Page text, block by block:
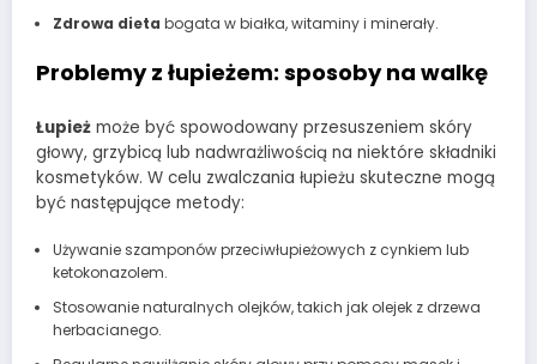
Zdrowa dieta bogata w białka, witaminy i minerały.
Problemy z łupieżem: sposoby na walkę
Łupież może być spowodowany przesuszeniem skóry
głowy, grzybicą lub nadwrażliwością na niektóre składniki
kosmetyków. W celu zwalczania łupieżu skuteczne mogą
być następujące metody:
Używanie szamponów przeciwłupieżowych z cynkiem lub
ketokonazolem.
Stosowanie naturalnych olejków, takich jak olejek z drzewa
herbacianego.